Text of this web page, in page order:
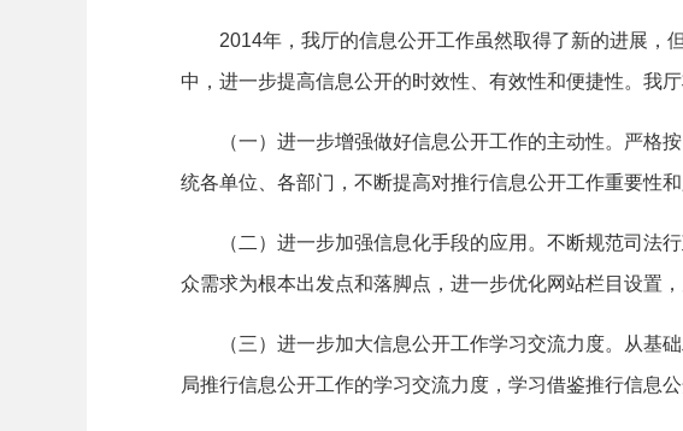
2014年，我厅的信息公开工作虽然取得了新的进展，
中，进一步提高信息公开的时效性、有效性和便捷性。我
（一）进一步增强做好信息公开工作的主动性。严格按
统各单位、各部门，不断提高对推行信息公开工作重要性
（二）进一步加强信息化手段的应用。不断规范司法行
众需求为根本出发点和落脚点，进一步优化网站栏目设置
（三）进一步加大信息公开工作学习交流力度。从基础
局推行信息公开工作的学习交流力度，学习借鉴推行信息